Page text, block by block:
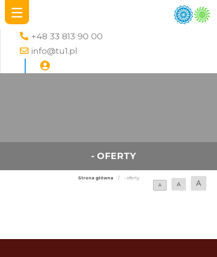
+48 33 813 90 00
info@tu1.pl
- OFERTY
Strona główna /
- oferty
A
A A